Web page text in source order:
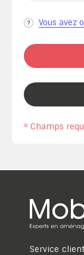
Vous avez
* Champs
Service